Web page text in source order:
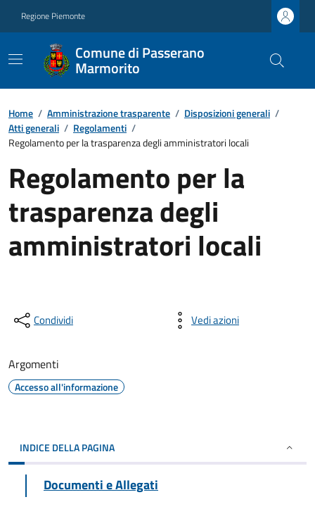
Regione Piemonte
Comune di Passerano
Marmorito
Home / Amministrazione trasparente / Disposizioni generali /
Atti generali / Regolamenti /
Regolamento per la trasparenza degli amministratori locali
Regolamento per la
trasparenza degli
amministratori locali
Condividi Vedi azioni
Argomenti
Accesso all'informazione
INDICE DELLA PAGINA
Documenti e Allegati